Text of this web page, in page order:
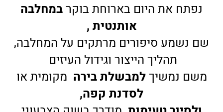
נפתח את היום בארוחת בוקרבמחלבה
אותנטית ,
שם נשמע סיפורים מרתקים על המחלבה,
תהליך הייצור וגידול העיזים
משם נמשיךלמבשלת בירה מקומית או
לסדנת קפה,